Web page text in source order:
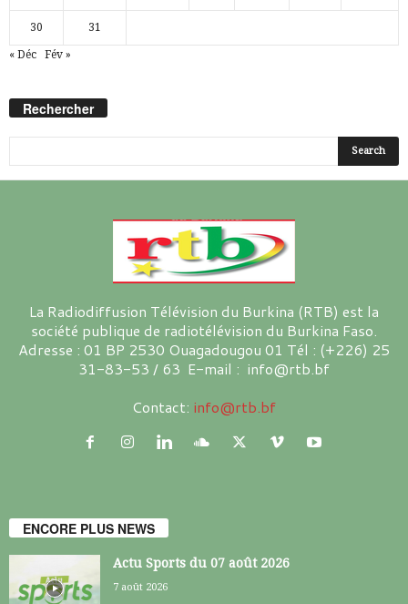
30 31
« Déc Fév »
Rechercher
La Radiodiffusion Télévision du Burkina (RTB) est la
société publique de radiotélévision du Burkina Faso.
Adresse : 01 BP 2530 Ouagadougou 01 Tél : (+226) 25
31-83-53 / 63 E-mail : info@rtb.bf
Contact: info@rtb.bf
ENCORE PLUS NEWS
Actu Sports du 07 août 2026
7 août 2026